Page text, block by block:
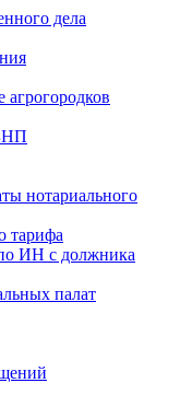
дела
нотариального
тарифа
ИН с должника
палат